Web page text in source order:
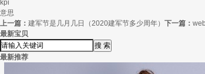
kpi
意思
上一篇： 建军节是几月几日（2020建军节多少周年） 下一篇：
最新宝贝
最新推荐